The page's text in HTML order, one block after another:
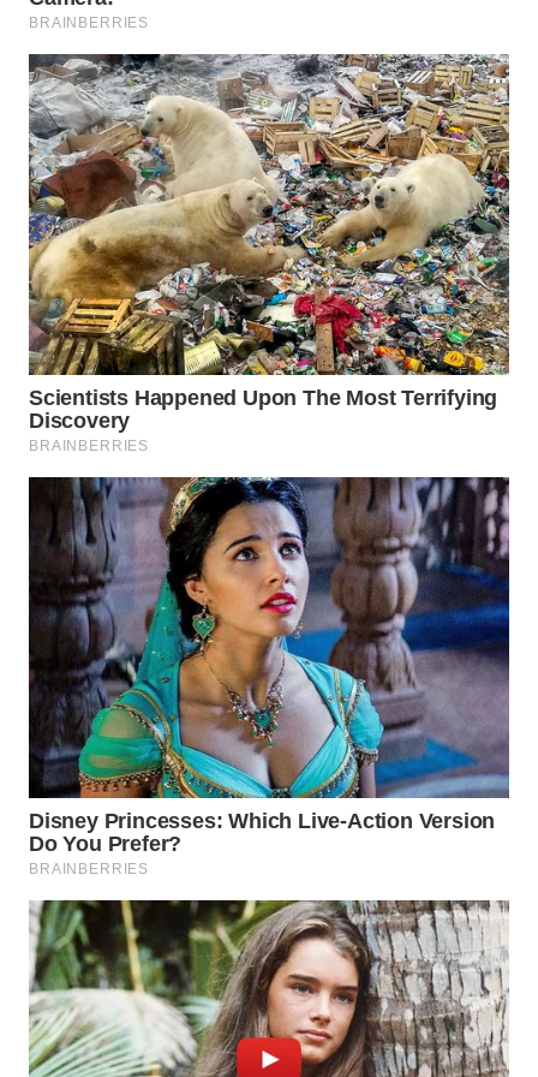
Wahana
Media
Group
WAHANA
NEWS
WAHANA
TANI
WAHANA
ADVOKAT
WAHANA
INFRASTRUKTUR
WAHANA
KONSUMEN
WAHANA
LISTRIK
WAHANA
TRAVEL
WAHANA
TV
WAHANANEWS
WAHANANEWS
CO ID
WAHANANEWS
NET